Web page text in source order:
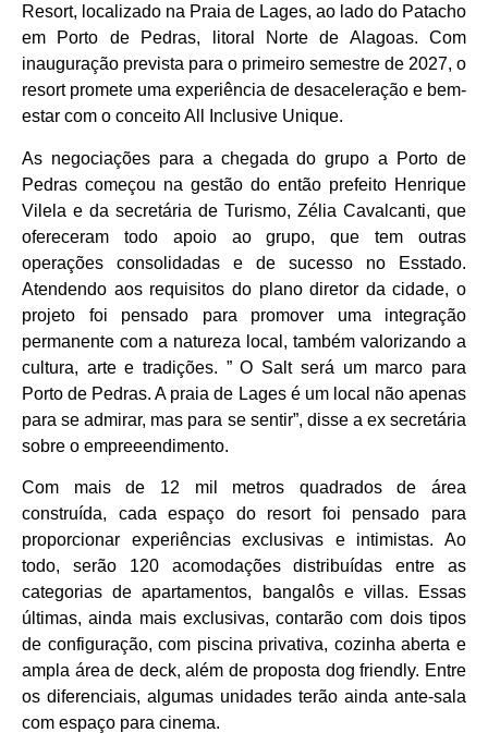
Resort, localizado na Praia de Lages, ao lado do Patacho
em Porto de Pedras, litoral Norte de Alagoas. Com
inauguração prevista para o primeiro semestre de 2027, o
resort promete uma experiência de desaceleração e bem-
estar com o conceito All Inclusive Unique.
As negociações para a chegada do grupo a Porto de
Pedras começou na gestão do então prefeito Henrique
Vilela e da secretária de Turismo, Zélia Cavalcanti, que
ofereceram todo apoio ao grupo, que tem outras
operações consolidadas e de sucesso no Esstado.
Atendendo aos requisitos do plano diretor da cidade, o
projeto foi pensado para promover uma integração
permanente com a natureza local, também valorizando a
cultura, arte e tradições. ” O Salt será um marco para
Porto de Pedras. A praia de Lages é um local não apenas
para se admirar, mas para se sentir”, disse a ex secretária
sobre o empreeendimento.
Com mais de 12 mil metros quadrados de área
construída, cada espaço do resort foi pensado para
proporcionar experiências exclusivas e intimistas. Ao
todo, serão 120 acomodações distribuídas entre as
categorias de apartamentos, bangalôs e villas. Essas
últimas, ainda mais exclusivas, contarão com dois tipos
de configuração, com piscina privativa, cozinha aberta e
ampla área de deck, além de proposta dog friendly. Entre
os diferenciais, algumas unidades terão ainda ante-sala
com espaço para cinema.